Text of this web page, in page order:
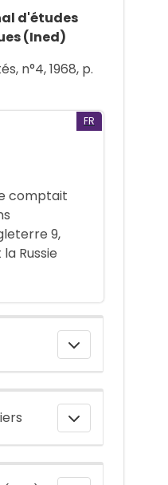
d'études
(Ined)
n°4, 1968, p.
FR
comptait
9,
Russie